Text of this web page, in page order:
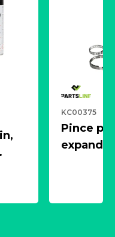
KC00375
Pince